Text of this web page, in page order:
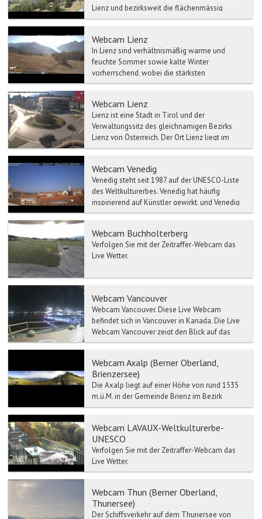
Lienz und bezirksweit die flächenmässig
drittgrösste Gemeinde...
Webcam Lienz
In Lienz sind verhältnismäßig warme und
feuchte Sommer sowie kalte Winter
vorherrschend, wobei die stärksten
Niederschläge in den Sommermonaten Jun...
Webcam Lienz
Lienz ist eine Stadt in Tirol und der
Verwaltungssitz des gleichnamigen Bezirks
Lienz von Österreich. Der Ort Lienz liegt im
östlichen Osttirol am...
Webcam Venedig
Venedig steht seit 1987 auf der UNESCO-Liste
des Weltkulturerbes. Venedig hat häufig
inspirierend auf Künstler gewirkt, und Venedig
wurde eine der ...
Webcam Buchholterberg
Verfolgen Sie mit der Zeitraffer-Webcam das
Live Wetter.
Webcam Vancouver
Webcam Vancouver. Diese Live Webcam
befindet sich in Vancouver in Kanada. Die Live
Webcam Vancouver zeigt den Blick auf das
En...
Webcam Axalp (Berner Oberland,
Brienzersee)
Die Axalp liegt auf einer Höhe von rund 1535
m.ü.M. in der Gemeinde Brienz im Bezirk
Interlaken und ist mit dem Postauto oder dem
Webcam LAVAUX-Weltkulturerbe-
UNESCO
Verfolgen Sie mit der Zeitraffer-Webcam das
Live Wetter.
Webcam Thun (Berner Oberland,
Thunersee)
Der Schiffsverkehr auf dem Thunersee von